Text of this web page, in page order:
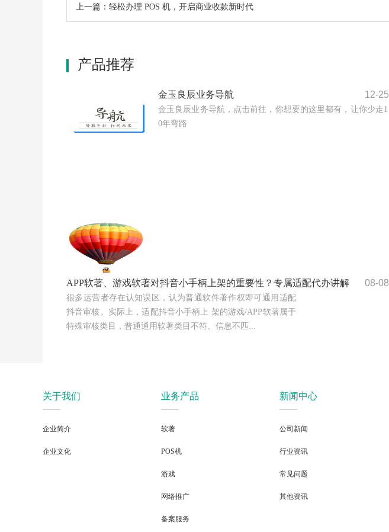
上一篇：轻松办理 POS 机，开启商业收款新时代
产品推荐
金玉良辰业务导航 12-25
金玉良辰业务导航，点击前往，你想要的这里都有，让你少走1
0年弯路
APP软著、游戏软著对抖⾳⼩⼿柄上架的重要性？专属适配代办讲解 08-08
很多运营者存在认知误区，认为普通软件著作权即可通⽤适配
抖⾳审核。实际上，适配抖⾳⼩⼿柄上 架的游戏/APP软著属于
特殊审核类⽬，普通通⽤软著类⽬不符、信息不匹...
关于我们
企业简介
企业文化
业务产品
软著
POS机
游戏
网络推广
备案服务
新闻中心
公司新闻
行业资讯
常见问题
其他资讯